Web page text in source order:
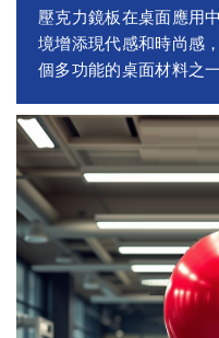
壓克力鏡板在桌面應用
境增添現代感和時尚感
個多功能的桌面材料之一